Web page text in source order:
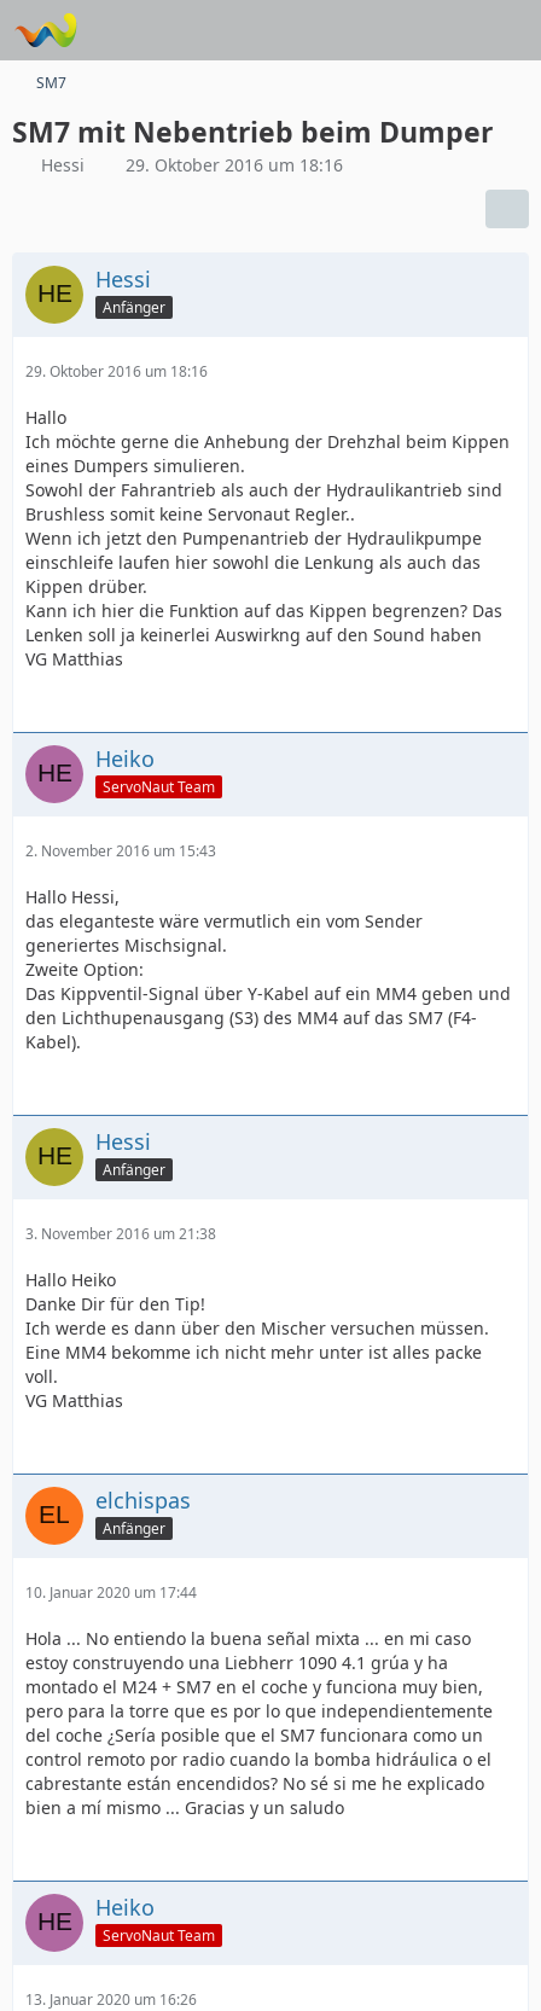
SM7
SM7 mit Nebentrieb beim Dumper
Hessi 29. Oktober 2016 um 18:16
Hessi
Anfänger
29. Oktober 2016 um 18:16
Hallo
Ich möchte gerne die Anhebung der Drehzhal beim Kippen
eines Dumpers simulieren.
Sowohl der Fahrantrieb als auch der Hydraulikantrieb sind
Brushless somit keine Servonaut Regler..
Wenn ich jetzt den Pumpenantrieb der Hydraulikpumpe
einschleife laufen hier sowohl die Lenkung als auch das
Kippen drüber.
Kann ich hier die Funktion auf das Kippen begrenzen? Das
Lenken soll ja keinerlei Auswirkng auf den Sound haben
VG Matthias
Heiko
ServoNaut Team
2. November 2016 um 15:43
Hallo Hessi,
das eleganteste wäre vermutlich ein vom Sender
generiertes Mischsignal.
Zweite Option:
Das Kippventil-Signal über Y-Kabel auf ein MM4 geben und
den Lichthupenausgang (S3) des MM4 auf das SM7 (F4-
Kabel).
Hessi
Anfänger
3. November 2016 um 21:38
Hallo Heiko
Danke Dir für den Tip!
Ich werde es dann über den Mischer versuchen müssen.
Eine MM4 bekomme ich nicht mehr unter ist alles packe
voll.
VG Matthias
elchispas
Anfänger
10. Januar 2020 um 17:44
Hola ... No entiendo la buena señal mixta ... en mi caso
estoy construyendo una Liebherr 1090 4.1 grúa y ha
montado el M24 + SM7 en el coche y funciona muy bien,
pero para la torre que es por lo que independientemente
del coche ¿Sería posible que el SM7 funcionara como un
control remoto por radio cuando la bomba hidráulica o el
cabrestante están encendidos? No sé si me he explicado
bien a mí mismo ... Gracias y un saludo
Heiko
ServoNaut Team
13. Januar 2020 um 16:26